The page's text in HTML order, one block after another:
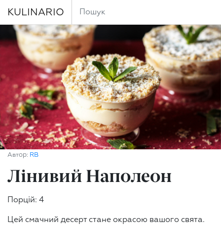
KULINARIO
Автор: RB
Лінивий Наполеон
Порцій: 4
Цей смачний десерт стане окрасою вашого свята.